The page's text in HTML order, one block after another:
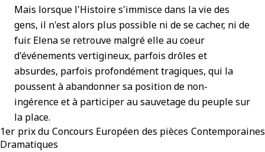
Mais lorsque l'Histoire s'immisce dans la vie des
gens, il n'est alors plus possible ni de se cacher, ni de
fuir. Elena se retrouve malgré elle au coeur
d'événements vertigineux, parfois drôles et
absurdes, parfois profondément tragiques, qui la
poussent à abandonner sa position de non-
ingérence et à participer au sauvetage du peuple sur
la place.
1er prix du Concours Européen des pièces Contemporaines
Dramatiques